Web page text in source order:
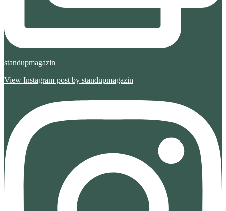
standupmagazin
View Instagram post by standupmagazin